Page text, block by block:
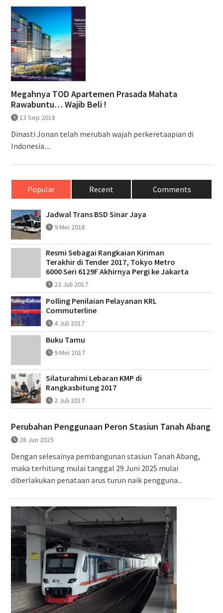
Megahnya TOD Apartemen Prasada Mahata
Rawabuntu… Wajib Beli !
13 Sep 2018
Dinasti Jonan telah merubah wajah perkeretaapian di
Indonesia....
Popular Recent Comments
Jadwal Trans BSD Sinar Jaya
9 Mei 2018
Resmi Sebagai Rangkaian Kiriman
Terakhir di Tender 2017, Tokyo Metro
6000 Seri 6129F Akhirnya Pergi ke Jakarta
23 Juli 2017
Polling Penilaian Pelayanan KRL
Commuterline
4 Juli 2017
Buku Tamu
9 Mei 2017
Silaturahmi Lebaran KMP di
Rangkasbitung 2017
2 Juli 2017
Perubahan Penggunaan Peron Stasiun Tanah Abang
28 Jun 2025
Dengan selesainya pembangunan stasiun Tanah Abang,
maka terhitung mulai tanggal 29 Juni 2025 mulai
diberlakukan penataan arus turun naik pengguna...